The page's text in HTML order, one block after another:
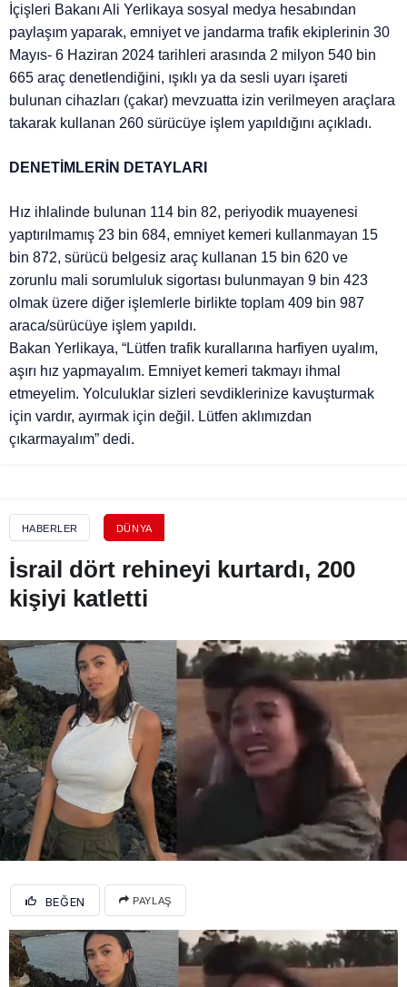
İçişleri Bakanı Ali Yerlikaya sosyal medya hesabından
paylaşım yaparak, emniyet ve jandarma trafik ekiplerinin 30
Mayıs- 6 Haziran 2024 tarihleri arasında 2 milyon 540 bin
665 araç denetlendiğini, ışıklı ya da sesli uyarı işareti
bulunan cihazları (çakar) mevzuatta izin verilmeyen araçlara
takarak kullanan 260 sürücüye işlem yapıldığını açıkladı.
DENETİMLERİN DETAYLARI
Hız ihlalinde bulunan 114 bin 82, periyodik muayenesi
yaptırılmamış 23 bin 684, emniyet kemeri kullanmayan 15
bin 872, sürücü belgesiz araç kullanan 15 bin 620 ve
zorunlu mali sorumluluk sigortası bulunmayan 9 bin 423
olmak üzere diğer işlemlerle birlikte toplam 409 bin 987
araca/sürücüye işlem yapıldı.
Bakan Yerlikaya, “Lütfen trafik kurallarına harfiyen uyalım,
aşırı hız yapmayalım. Emniyet kemeri takmayı ihmal
etmeyelim. Yolculuklar sizleri sevdiklerinize kavuşturmak
için vardır, ayırmak için değil. Lütfen aklımızdan
çıkarmayalım” dedi.
HABERLER DÜNYA
İsrail dört rehineyi kurtardı, 200
kişiyi katletti
BEĞEN PAYLAŞ